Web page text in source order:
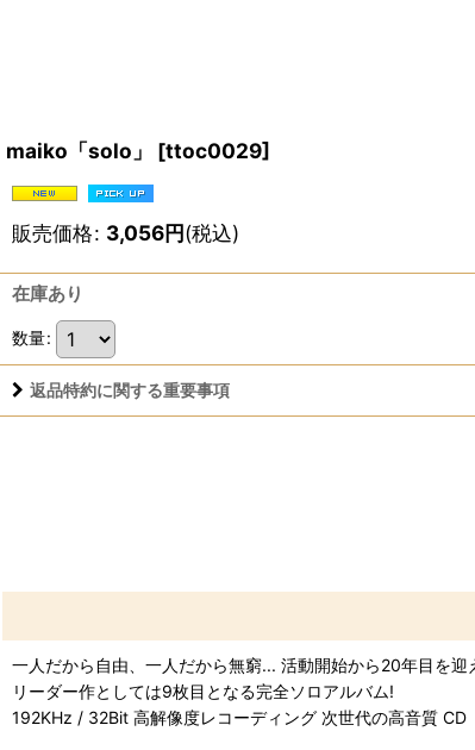
maiko「solo」 [ttoc0029]
販売価格: 3,056円(税込)
在庫あり
数量:
返品特約に関する重要事項
一人だから自由、一人だから無窮... 活動開始から20年目を
リーダー作としては9枚目となる完全ソロアルバム!
192KHz / 32Bit 高解像度レコーディング 次世代の高音質 CD